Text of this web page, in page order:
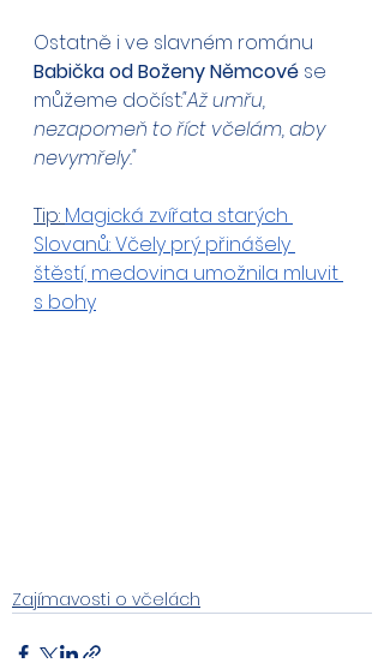
Ostatně i ve slavném románu
Babička od Boženy Němcové se
můžeme dočíst:"Až umřu,
nezapomeň to říct včelám, aby
nevymřely."
Tip: Magická zvířata starých
Slovanů: Včely prý přinášely
štěstí, medovina umožnila mluvit
s bohy
Zajímavosti o včelách